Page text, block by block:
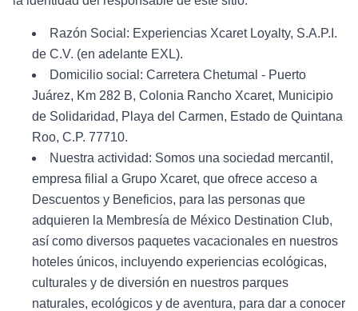
Razón Social: Experiencias Xcaret Loyalty, S.A.P.I.
de C.V. (en adelante EXL).
Domicilio social: Carretera Chetumal - Puerto
Juárez, Km 282 B, Colonia Rancho Xcaret, Municipio
de Solidaridad, Playa del Carmen, Estado de Quintana
Roo, C.P. 77710.
Nuestra actividad: Somos una sociedad mercantil,
empresa filial a Grupo Xcaret, que ofrece acceso a
Descuentos y Beneficios, para las personas que
adquieren la Membresía de México Destination Club,
así como diversos paquetes vacacionales en nuestros
hoteles únicos, incluyendo experiencias ecológicas,
culturales y de diversión en nuestros parques
naturales, ecológicos y de aventura, para dar a conocer